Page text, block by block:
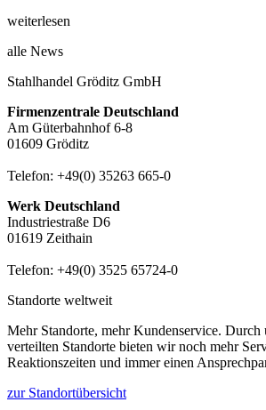
weiterlesen
alle News
Stahlhandel Gröditz GmbH
Firmenzentrale Deutschland
Am Güterbahnhof 6-8
01609 Gröditz
Telefon: +49(0) 35263 665-0
Werk Deutschland
Industriestraße D6
01619 Zeithain
Telefon: +49(0) 3525 65724-0
Standorte weltweit
Mehr Standorte, mehr Kundenservice. Durch
verteilten Standorte bieten wir noch mehr
Reaktionszeiten und immer einen
zur Standortübersicht